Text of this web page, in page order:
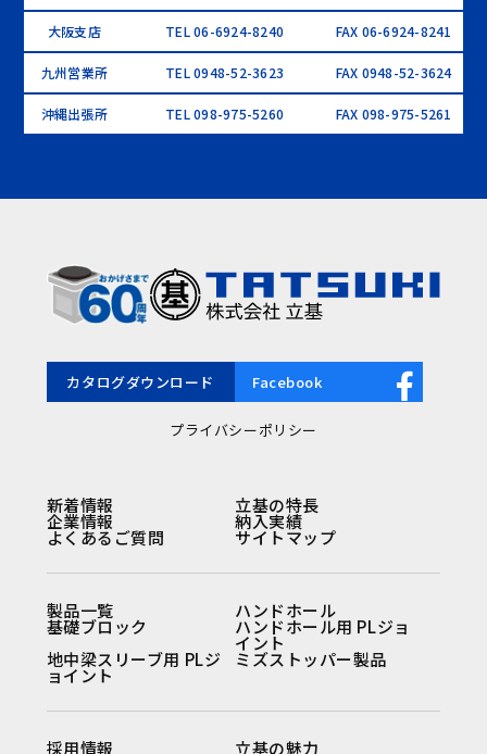
大阪支店 TEL 06-6924-8240 FAX 06-6924-8241
九州営業所 TEL 0948-52-3623 FAX 0948-52-3624
沖縄出張所 TEL 098-975-5260 FAX 098-975-5261
カタログダウンロード Facebook
プライバシーポリシー
新着情報 立基の特長
企業情報 納入実績
よくあるご質問 サイトマップ
製品一覧 ハンドホール
基礎ブロック ハンドホール用 PLジョ
イント
地中梁スリーブ用 PLジ
ョイント
ミズストッパー製品
採用情報 立基の魅力